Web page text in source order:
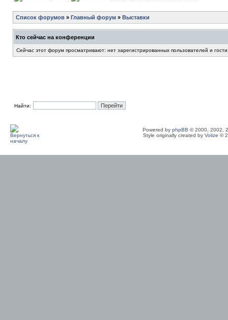
Список форумов » Главный форум » Выставки
Кто сейчас на конференции
Сейчас этот форум просматривают: нет зарегистрированных пользователей и
Найти:
Powered by phpBB © 2000, 2002,
Style originally created by Volize ©